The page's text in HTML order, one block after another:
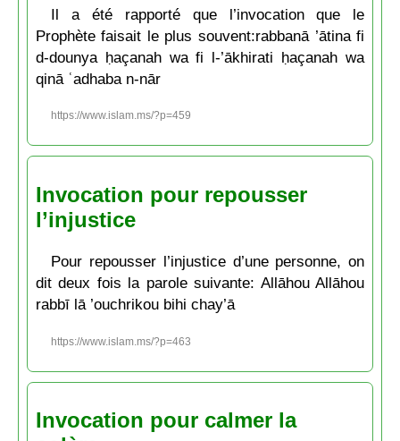
Il a été rapporté que l’invocation que le
Prophète faisait le plus souvent:rabbanā ’ātina fi
d-dounya ḥaçanah wa fi l-’ākhirati ḥaçanah wa
qinā ʿadhaba n-nār
https://www.islam.ms/?p=459
Invocation pour repousser
l’injustice
Pour repousser l’injustice d’une personne, on
dit deux fois la parole suivante: Allāhou Allāhou
rabbī lā ’ouchrikou bihi chay’ā
https://www.islam.ms/?p=463
Invocation pour calmer la